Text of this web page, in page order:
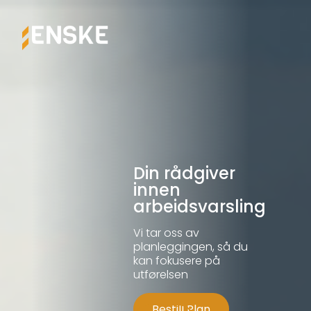
Din rådgiver
innen
arbeidsvarsling
Vi tar oss av
planleggingen, så du
kan fokusere på
utførelsen